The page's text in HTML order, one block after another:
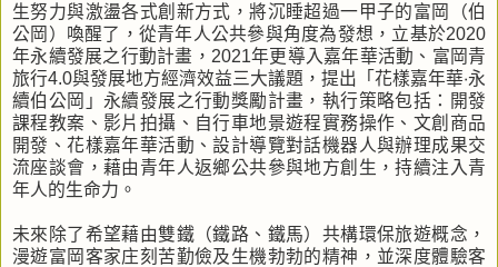
生努力與激盪各式創新方式，將沉睡超過一甲子的富岡（伯
公岡）喚醒了，從青年人公共參與角度為發想，立基於2020
年永續發展之行動計畫，2021年更導入嘉年華活動、富岡青
旅行4.0與發展地方經濟效益三大議題，提出「花樣嘉年華‧永
續伯公岡」永續發展之行動獎勵計畫，執行策略包括：開發
課程教案、影片拍攝、自行車地景遊程實務操作、文創商品
開發、花樣嘉年華活動、設計導覽對話機器人與辦理成果交
流座談會，藉由青年人返鄉公共參與地方創生，持續注入青
年人的生命力。
未來除了希望藉由雙鐵（鐵路、鐵馬）共構環保旅遊概念，
漫遊富岡客家庄刻苦勤儉及生機勃勃的精神，並深度體驗客